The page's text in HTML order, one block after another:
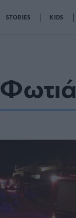
STORIES KIDS
Φωτιά